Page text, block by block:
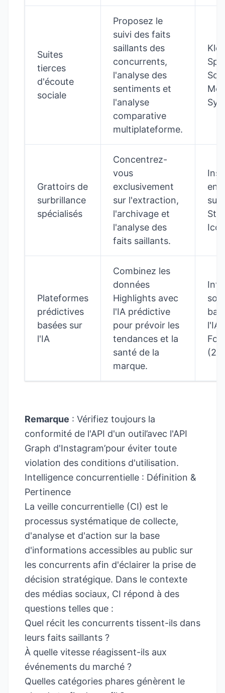
Suites
tierces
d'écoute
sociale
Proposez le
suivi des faits
saillants des
concurrents,
l'analyse des
sentiments et
l'analyse
comparative
multiplateforme.
Grattoirs de
surbrillance
spécialisés
Concentrez-
vous
exclusivement
sur l'extraction,
l'archivage et
l'analyse des
faits saillants.
en
Plateformes
prédictives
basées sur
l'IA
Combinez les
données
Highlights avec
l'IA prédictive
pour prévoir les
tendances et la
santé de la
marque.
l'IA
Remarque : Vérifiez toujours la
conformité de l'API d'un outil’avec l'API
Graph d'Instagram’pour éviter toute
violation des conditions d'utilisation.
Intelligence concurrentielle : Définition &
Pertinence
La veille concurrentielle (CI) est le
processus systématique de collecte,
d'analyse et d'action sur la base
d'informations accessibles au public sur
les concurrents afin d'éclairer la prise de
décision stratégique. Dans le contexte
des médias sociaux, CI répond à des
questions telles que :
Quel récit les concurrents tissent-ils dans
leurs faits saillants ?
À quelle vitesse réagissent-ils aux
événements du marché ?
Quelles catégories phares génèrent le